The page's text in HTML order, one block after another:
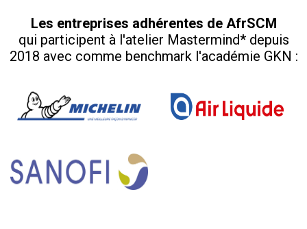
Les entreprises adhérentes de AfrSCM
qui participent à l'atelier Mastermind* depuis
2018 avec comme benchmark l'académie GKN :